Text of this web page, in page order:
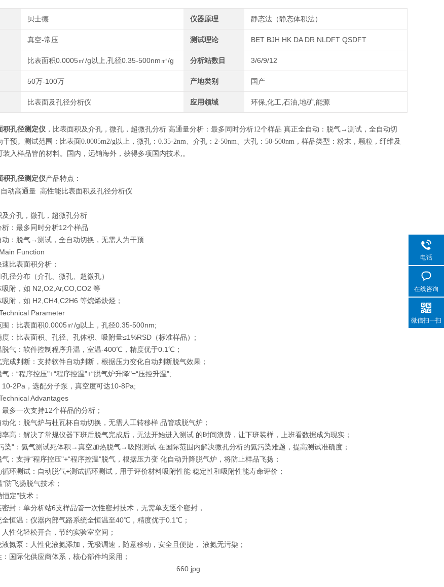
贝士德 仪器原理 静态法（静态体积法）
真空-常压 测试理论 BET BJH HK DA DR NLDFT QSDFT
比表面积0.0005㎡/g以上,孔径0.35-500nm㎡/g 分析站数目 3/6/9/12
50万-100万 产地类别 国产
比表面及孔径分析仪 应用领域 环保,化工,石油,地矿,能源
积孔径测定仪 ，比表面积及介孔，微孔，超微孔分析 高通量分析：最多同时分析12个样品 真正全自动：脱气→测试，全自动切
干预。测试范围：比表面0.0005m2/g以上，微孔：0.35-2nm、介孔：2-50nm、大孔：50-500nm，样品类型：粉末，颗粒，纤维及
装入样品管的材料。国内，远销海外，获得多项国内技术,。
积孔径测定仪产品特点 ：
动高通量 高性能比表面积及孔径分析仪
介孔，微孔，超微孔分析
：最多同时分析12个样品
：脱气→测试，全自动切换，无需人为干预
Function
比表面积分析；
径分布（介孔、微孔、超微孔）
附，如 N2,O2,Ar,CO,CO2 等
附，如 H2,CH4,C2H6 等烷烯炔烃；
Parameter
：比表面积0.0005㎡/g以上，孔径0.35-500nm;
：比表面积、孔径、孔体积、吸附量≤1%RSD（标准样品）;
气：软件控制程序升温，室温-400℃，精度优于0.1℃；
成判断：支持软件自动判断，根据压力变化自动判断脱气效果；
：“程序控压"+“程序控温"+“脱气炉升降"=“压控升温";
2Pa，选配分子泵，真空度可达10-8Pa;
Advantages
多一次支持12个样品的分析；
化：脱气炉与杜瓦杯自动切换，无需人工转移样 品管或脱气炉；
高：解决了常规仪器下班后脱气完成后，无法开始进入测试 的时间浪费，让下班装样，上班看数据成为现实；
染"：氦气测试死体积→真空加热脱气→吸附测试 在国际范围内解决微孔分析的氦污染难题，提高测试准确度；
：支持“程序控压"+“程序控温"脱气，根据压力变 化自动升降脱气炉，将防止样品飞扬；
环测试：自动脱气+测试循环测试，用于评价材料吸附性能 稳定性和吸附性能寿命评价；
防飞扬脱气技术；
定"技术；
封：单分析站6支样品管一次性密封技术，无需单支逐个密封，
恒温：仪器内部气路系统全恒温至40℃，精度优于0.1℃；
性化轻松开合，节约实验室空间；
氮泵：人性化液氮添加，无极调速，随意移动，安全且便捷， 液氮无污染；
国际化供应商体系，核心部件均采用；
电话
在线咨询
微信扫一扫